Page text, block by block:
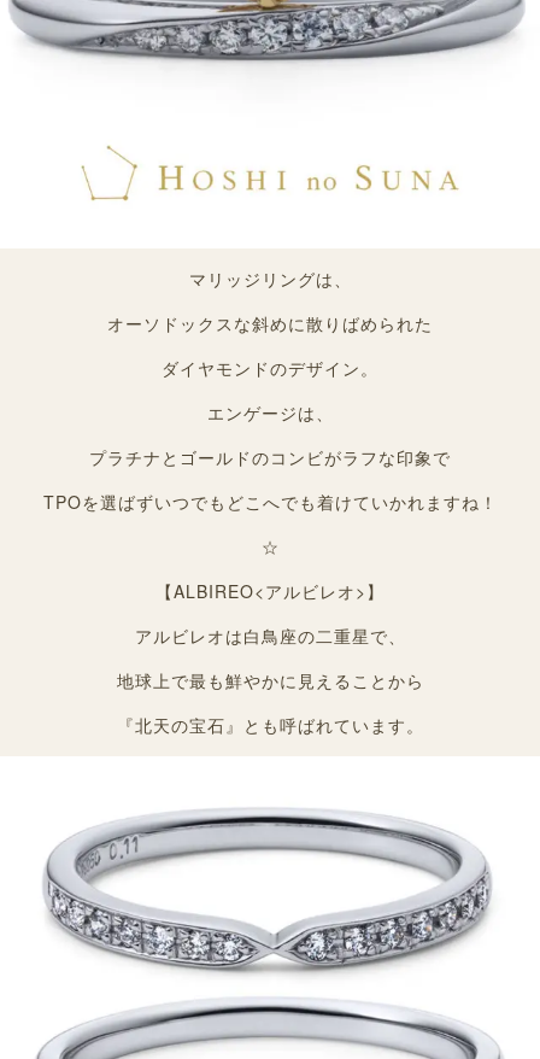
マリッジリングは、
オーソドックスな斜めに散りばめられた
ダイヤモンドのデザイン。
エンゲージは、
プラチナとゴールドのコンビがラフな印象で
TPOを選ばずいつでもどこへでも着けていかれますね！
☆
【ALBIREO<アルビレオ>】
アルビレオは白鳥座の二重星で、
地球上で最も鮮やかに見えることから
『北天の宝石』とも呼ばれています。